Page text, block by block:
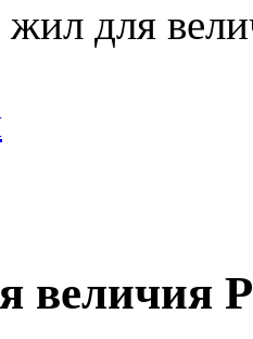
для
величия